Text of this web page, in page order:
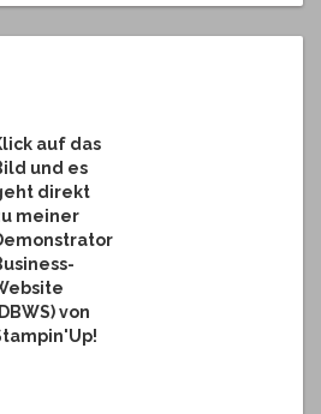
auf das
und es
direkt
meiner
von